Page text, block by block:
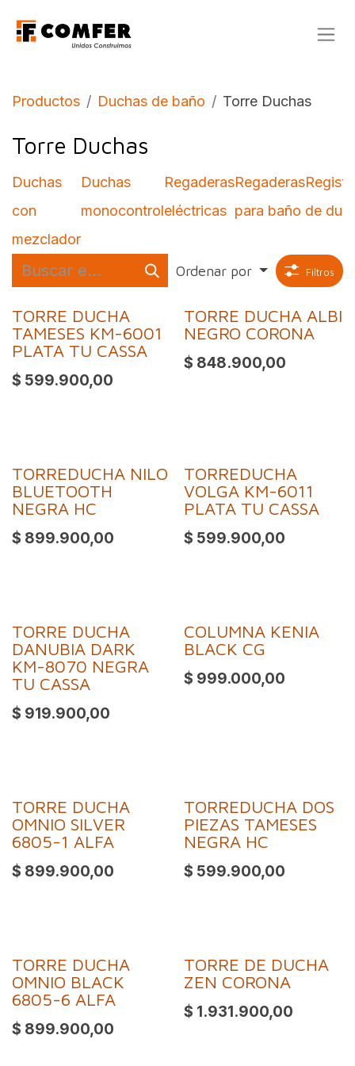
Productos Duchas de baño Torre Duchas
Torre Duchas
Duchas
con
mezclador
Duchas
monocontrol
Regaderas
eléctricas
Regaderas
para baño de
Ordenar por Filtros
TORRE DUCHA
TAMESES KM-6001
PLATA TU CASSA
$ 599.900,00
TORRE DUCHA ALBI
NEGRO CORONA
$ 848.900,00
TORREDUCHA NILO
BLUETOOTH
NEGRA HC
$ 899.900,00
TORREDUCHA
VOLGA KM-6011
PLATA TU CASSA
$ 599.900,00
TORRE DUCHA
DANUBIA DARK
KM-8070 NEGRA
TU CASSA
$ 919.900,00
COLUMNA KENIA
BLACK CG
$ 999.000,00
TORRE DUCHA
OMNIO SILVER
6805-1 ALFA
$ 899.900,00
TORREDUCHA DOS
PIEZAS TAMESES
NEGRA HC
$ 599.900,00
TORRE DUCHA
OMNIO BLACK
6805-6 ALFA
$ 899.900,00
TORRE DE DUCHA
ZEN CORONA
$ 1.931.900,00